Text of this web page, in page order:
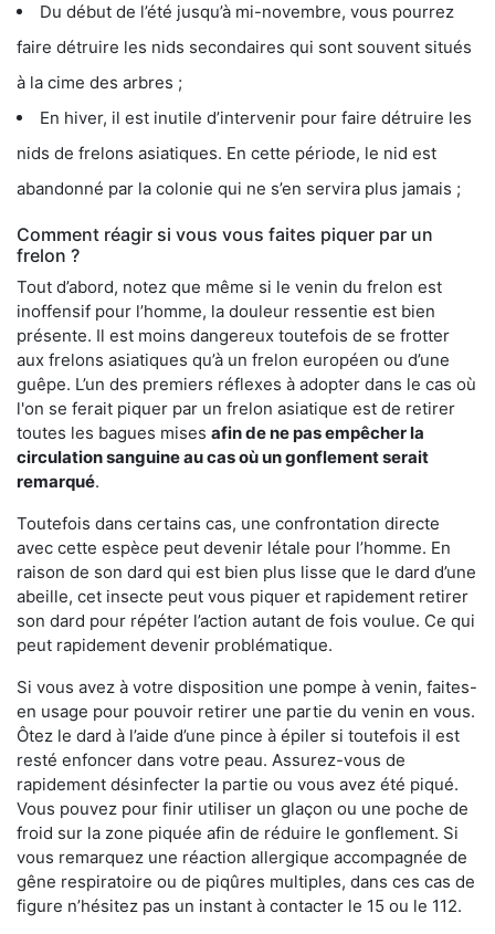
Du début de l’été jusqu’à mi-novembre, vous pourrez
faire détruire les nids secondaires qui sont souvent situés
à la cime des arbres ;
En hiver, il est inutile d’intervenir pour faire détruire les
nids de frelons asiatiques. En cette période, le nid est
abandonné par la colonie qui ne s’en servira plus jamais ;
Comment réagir si vous vous faites piquer par un
frelon ?
Tout d’abord, notez que même si le venin du frelon est
inoffensif pour l’homme, la douleur ressentie est bien
présente. Il est moins dangereux toutefois de se frotter
aux frelons asiatiques qu’à un frelon européen ou d’une
guêpe. L’un des premiers réflexes à adopter dans le cas où
l'on se ferait piquer par un frelon asiatique est de retirer
toutes les bagues mises afin de ne pas empêcher la
circulation sanguine au cas où un gonflement serait
remarqué.
Toutefois dans certains cas, une confrontation directe
avec cette espèce peut devenir létale pour l’homme. En
raison de son dard qui est bien plus lisse que le dard d’une
abeille, cet insecte peut vous piquer et rapidement retirer
son dard pour répéter l’action autant de fois voulue. Ce qui
peut rapidement devenir problématique.
Si vous avez à votre disposition une pompe à venin, faites-
en usage pour pouvoir retirer une partie du venin en vous.
Ôtez le dard à l’aide d’une pince à épiler si toutefois il est
resté enfoncer dans votre peau. Assurez-vous de
rapidement désinfecter la partie ou vous avez été piqué.
Vous pouvez pour finir utiliser un glaçon ou une poche de
froid sur la zone piquée afin de réduire le gonflement. Si
vous remarquez une réaction allergique accompagnée de
gêne respiratoire ou de piqûres multiples, dans ces cas de
figure n’hésitez pas un instant à contacter le 15 ou le 112.